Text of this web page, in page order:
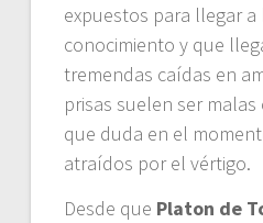
expuestos para llegar
conocimiento y que
tremendas caídas en
prisas suelen ser
que duda en el
atraídos por el vértigo.
Desde que Platon de